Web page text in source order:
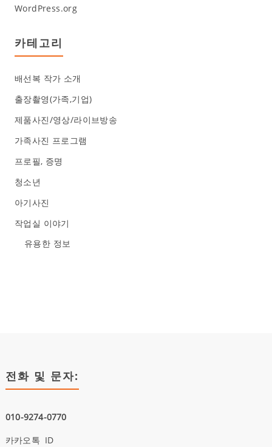
WordPress.org
카테고리
배선복 작가 소개
출장촬영(가족,기업)
제품사진/영상/라이브방송
가족사진 프로그램
프로필, 증명
청소년
아기사진
작업실 이야기
유용한 정보
전화 및 문자:
010-9274-0770
카카오톡 ID